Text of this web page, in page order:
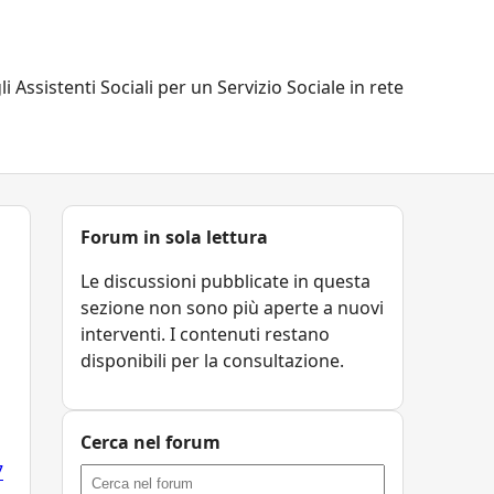
Assistenti Sociali per un Servizio Sociale in rete
Forum in sola lettura
Le discussioni pubblicate in questa
sezione non sono più aperte a nuovi
interventi. I contenuti restano
disponibili per la consultazione.
Cerca nel forum